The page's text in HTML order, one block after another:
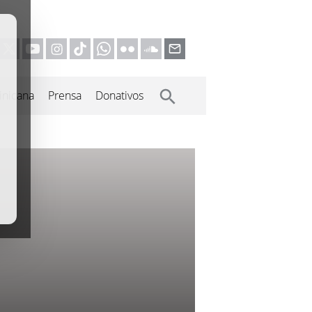
Prensa Donativos